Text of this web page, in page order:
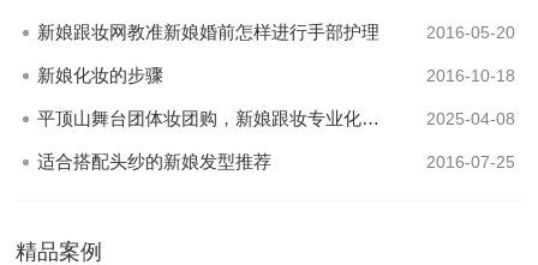
新娘跟妆网教准新娘婚前怎样进行手部护理 2016-05-20
新娘化妆的步骤 2016-10-18
平顶山舞台团体妆团购，新娘跟妆专业化妆师约妆进行中... 2025-04-08
适合搭配头纱的新娘发型推荐 2016-07-25
精品案例